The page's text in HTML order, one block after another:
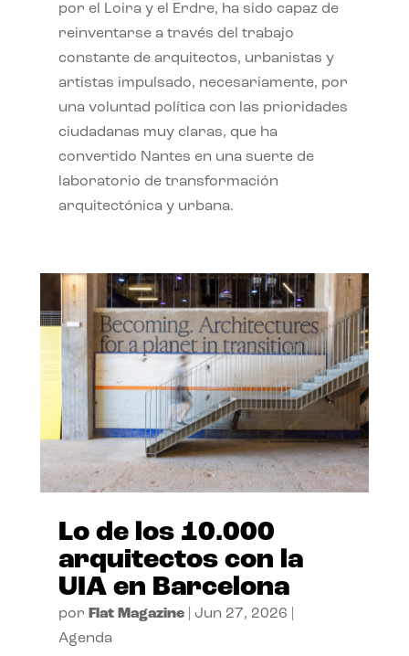
por el Loira y el Erdre, ha sido capaz de
reinventarse a través del trabajo
constante de arquitectos, urbanistas y
artistas impulsado, necesariamente, por
una voluntad política con las prioridades
ciudadanas muy claras, que ha
convertido Nantes en una suerte de
laboratorio de transformación
arquitectónica y urbana.
Lo de los 10.000
arquitectos con la
UIA en Barcelona
por Flat Magazine| Jun 27, 2026
Agenda